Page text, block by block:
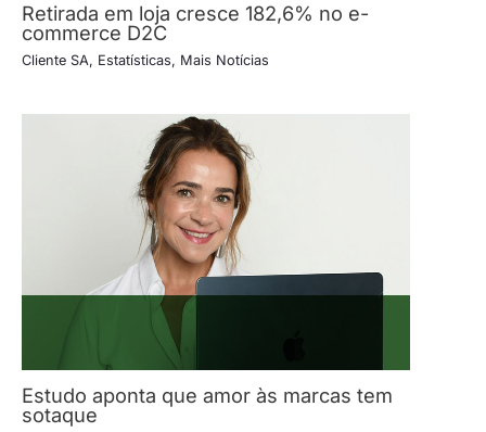
Retirada em loja cresce 182,6% no e-
commerce D2C
Cliente SA, Estatísticas, Mais Notícias
Estudo aponta que amor às marcas tem
sotaque